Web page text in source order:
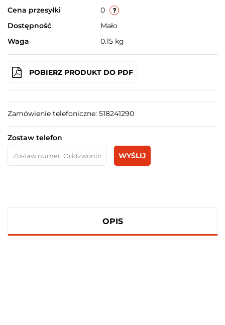
Cena przesyłki
0
Dostępność
Mało
Waga
0.15 kg
POBIERZ PRODUKT DO PDF
Zamówienie telefoniczne: 518241290
Zostaw telefon
WYŚLIJ
OPIS